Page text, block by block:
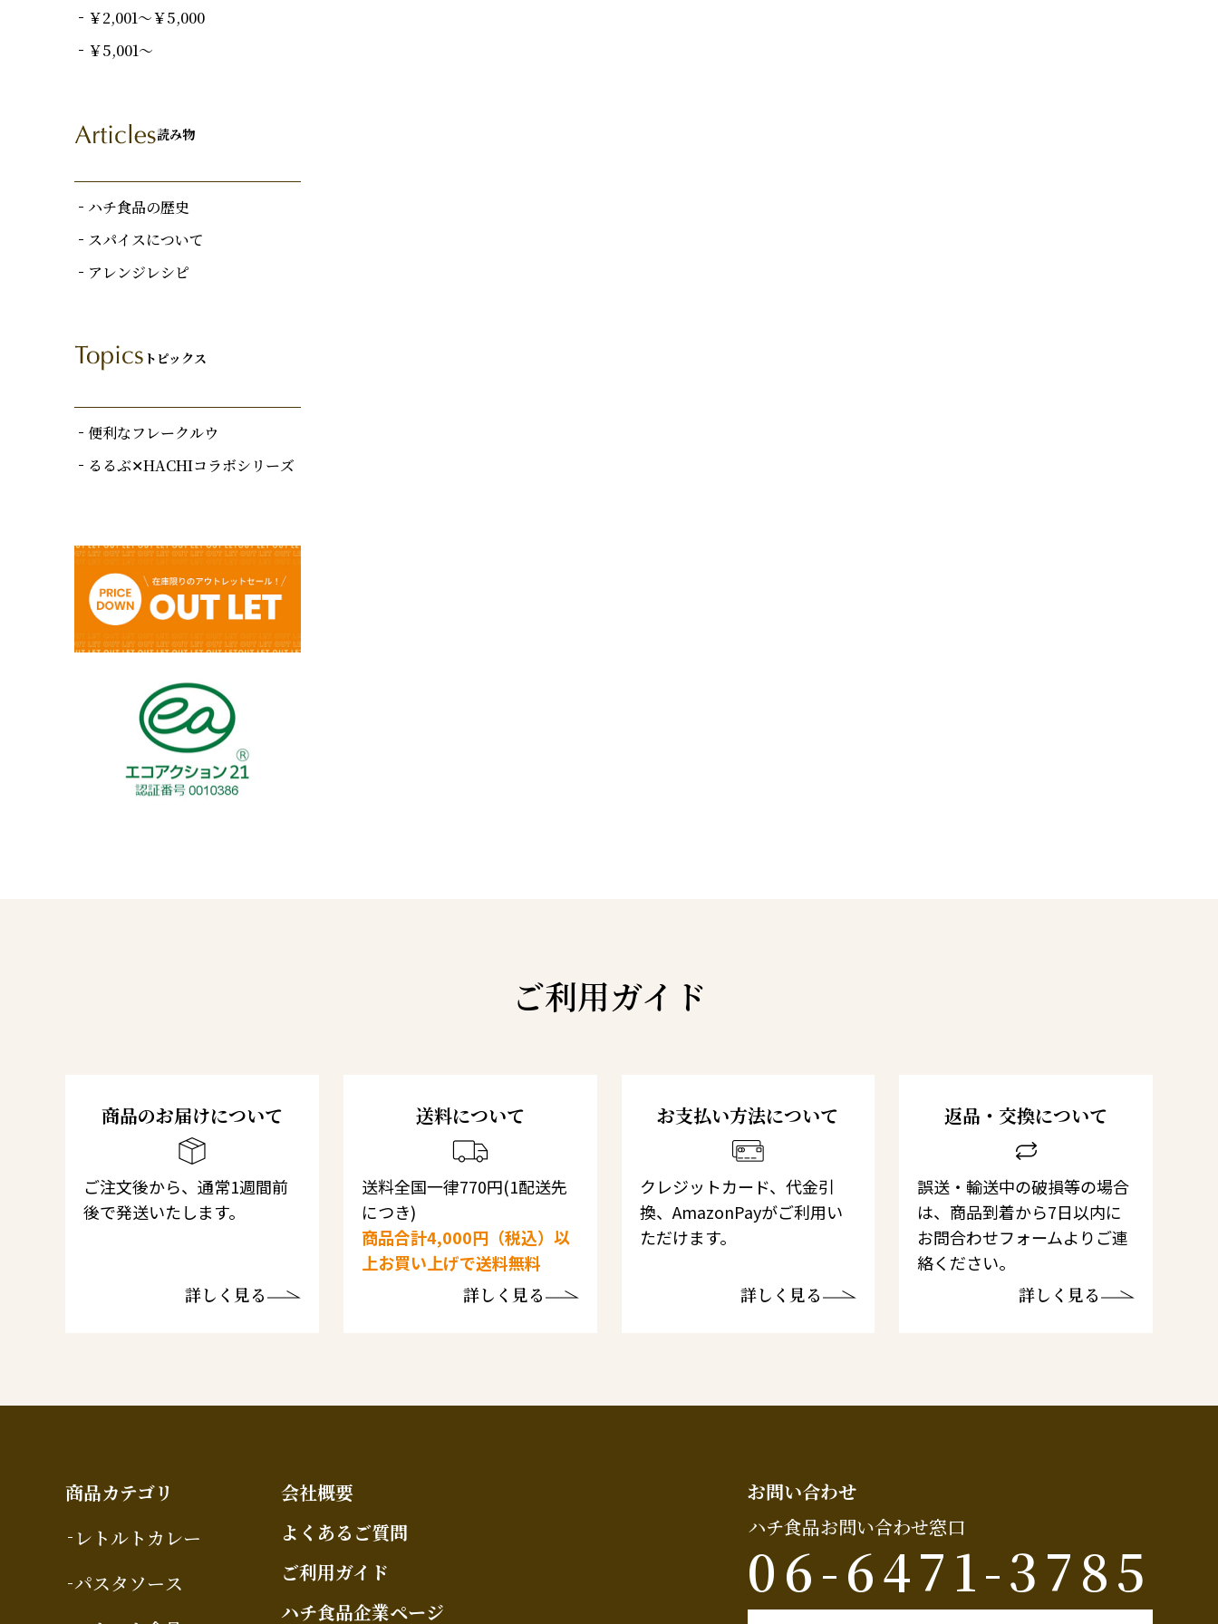
￥2,001～￥5,000
￥5,001～
読み物
ハチ食品の歴史
スパイスについて
アレンジレシピ
トピックス
便利なフレークルウ
るるぶ✕HACHIコラボシリーズ
ご利用ガイド
商品のお届けについて
ご注文後から、通常1週間前
後で発送いたします。
詳しく見る
送料について
送料全国一律770円(1配送先
につき)
商品合計4,000円（税込）以
上お買い上げで送料無料
詳しく見る
お支払い方法について
クレジットカード、代金引
換、AmazonPayがご利用い
ただけます。
詳しく見る
返品・交換について
誤送・輸送中の破損等の場合
は、商品到着から7日以内に
お問合わせフォームよりご連
絡ください。
詳しく見る
商品カテゴリ
レトルトカレー
パスタソース
会社概要
よくあるご質問
ご利用ガイド
ハチ食品企業ページ
お問い合わせ
ハチ食品お問い合わせ窓口
06-6471-3785